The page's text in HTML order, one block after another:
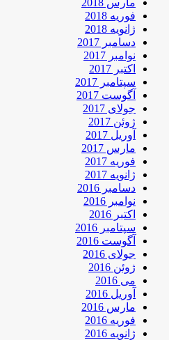
فوریه 2018
ژانویه 2018
دسامبر 2017
نوامبر 2017
اکتبر 2017
سپتامبر 2017
آگوست 2017
جولای 2017
ژوئن 2017
آوریل 2017
مارس 2017
فوریه 2017
ژانویه 2017
دسامبر 2016
نوامبر 2016
اکتبر 2016
سپتامبر 2016
آگوست 2016
جولای 2016
ژوئن 2016
می 2016
آوریل 2016
مارس 2016
فوریه 2016
ژانویه 2016